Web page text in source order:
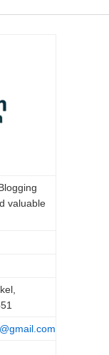
valuable